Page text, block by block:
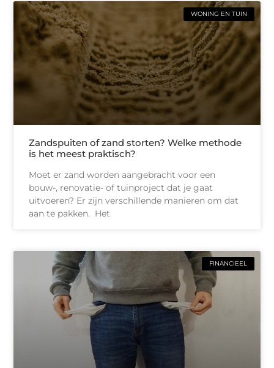
WONING EN TUIN
Zandspuiten of zand storten? Welke methode
is het meest praktisch?
Moet er zand worden aangebracht voor een
bouw-, renovatie- of tuinproject dat je gaat
uitvoeren? Er zijn verschillende manieren om dat
aan te pakken. Het
FINANCIEEL